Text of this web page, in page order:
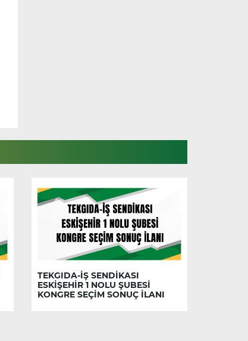
TEKGIDA-İŞ SENDİKASI
ESKİŞEHİR 1 NOLU ŞUBESİ
KONGRE SEÇİM SONUÇ İLANI